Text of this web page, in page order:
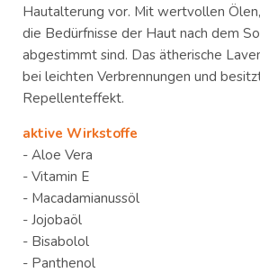
Hautalterung vor. Mit wertvollen
die Bedürfnisse der Haut nach dem
abgestimmt sind. Das ätherische
bei leichten Verbrennungen und
Repellenteffekt.
aktive Wirkstoffe
- Aloe Vera
- Vitamin E
- Macadamianussöl
- Jojobaöl
- Bisabolol
- Panthenol